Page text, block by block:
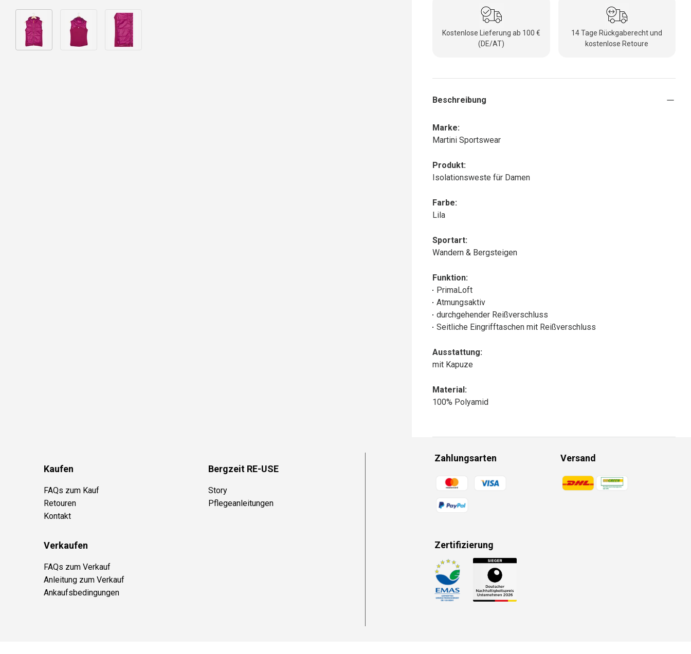
Bild 1 in Galerieansicht laden
Kostenlose Lieferung ab 100 €
(DE/AT)
14 Tage Rückgaberecht und
kostenlose Retoure
Beschreibung
Marke:
Martini Sportswear
Produkt:
Isolationsweste für Damen
Farbe:
Lila
Sportart:
Wandern & Bergsteigen
Funktion:
PrimaLoft
Atmungsaktiv
durchgehender Reißverschluss
Seitliche Eingrifftaschen mit Reißverschluss
Ausstattung:
mit Kapuze
Material:
100% Polyamid
Kaufen
FAQs zum Kauf
Retouren
Kontakt
Bergzeit RE-USE
Story
Pflegeanleitungen
Verkaufen
FAQs zum Verkauf
Anleitung zum Verkauf
Ankaufsbedingungen
Zahlungsarten
Zahlungsmethoden
Versand
Zahlungsmethoden
Zertifizierung
Zahlungsmethoden